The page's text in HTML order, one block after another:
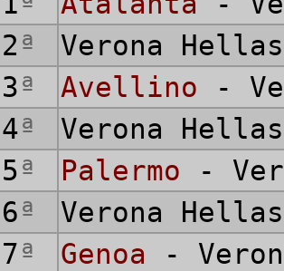
2ª
Verona
3ª Avellino -
4ª
Verona
5ª Palermo -
6ª
Verona
7ª Genoa -